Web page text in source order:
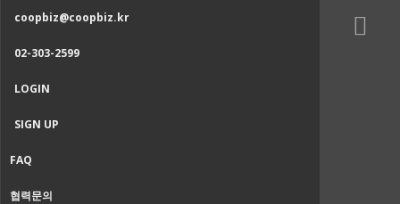
coopbiz@coopbiz.kr
02-303-2599
LOGIN
SIGN UP
FAQ
협력문의